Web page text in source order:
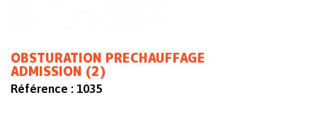
OBSTURATION PRECHAUFFAGE
ADMISSION (2)
Référence : 1035